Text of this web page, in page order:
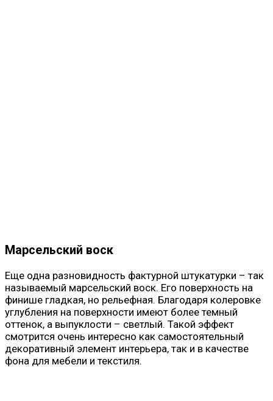
Марсельский воск
Еще одна разновидность фактурной штукатурки – так
называемый марсельский воск. Его поверхность на
финише гладкая, но рельефная. Благодаря колеровке
углубления на поверхности имеют более темный
оттенок, а выпуклости – светлый. Такой эффект
смотрится очень интересно как самостоятельный
декоративный элемент интерьера, так и в качестве
фона для мебели и текстиля.